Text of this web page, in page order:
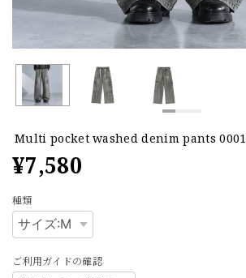
Multi pocket washed denim pants 0001
¥7,580
種類
ご利用ガイドの確認